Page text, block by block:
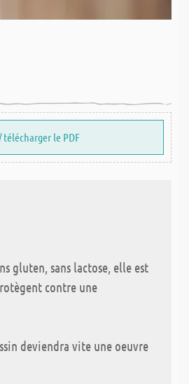
télécharger le PDF
gluten, sans lactose, elle est
contre une
deviendra vite une oeuvre